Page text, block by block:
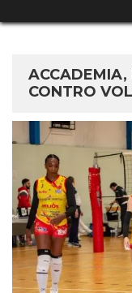
ACCADEMIA,
CONTRO